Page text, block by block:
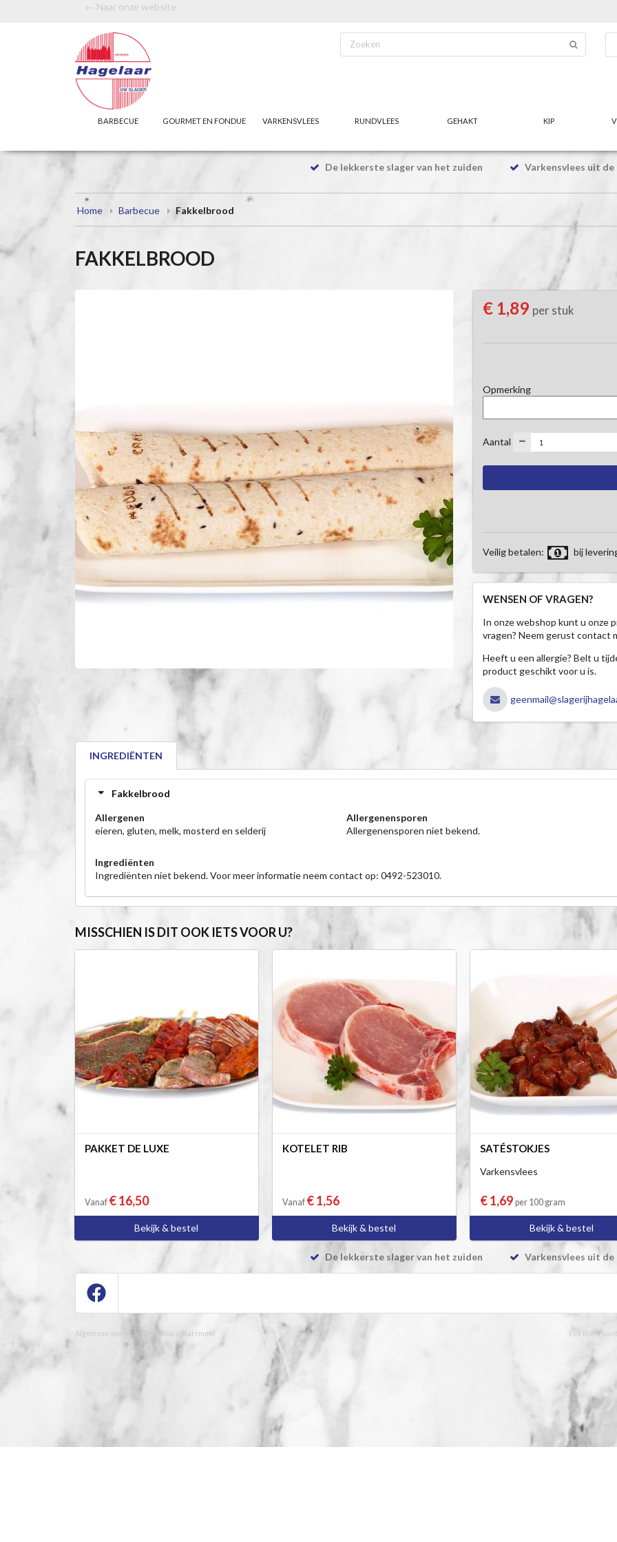
← Naar onze website
BARBECUE GOURMET EN FONDUE VARKENSVLEES RUNDVLEES GEHAKT KIP
De lekkerste slager van het zuiden Varkensvlees uit de
Home Barbecue Fakkelbrood
FAKKELBROOD
€ 1,89 per stuk
Opmerking
Aantal
Veilig betalen: bij
WENSEN OF VRAGEN?
In onze webshop kunt u onze
vragen? Neem gerust contact
Heeft u een allergie? Belt u
product geschikt voor u is.
INGREDIËNTEN
Fakkelbrood
Allergenen
eieren, gluten, melk, mosterd en selderij
Allergenensporen
Allergenensporen niet bekend.
Ingrediënten
Ingrediënten niet bekend. Voor meer informatie neem contact op: 0492-523010.
MISSCHIEN IS DIT OOK IETS VOOR U?
PAKKET DE LUXE
Vanaf € 16,50
Bekijk & bestel
KOTELET RIB
Vanaf € 1,56
Bekijk & bestel
SATÉSTOKJES
Varkensvlees
€ 1,69 per 100 gram
Bekijk & bestel
De lekkerste slager van het zuiden Varkensvlees uit de
Algemene voorwaarden Privacy Statement Een Bon